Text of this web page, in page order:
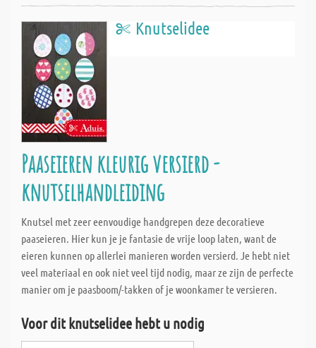
Knutselidee
Paaseieren kleurig versierd -
knutselhandleiding
Knutsel met zeer eenvoudige handgrepen deze decoratieve
paaseieren. Hier kun je je fantasie de vrije loop laten, want de
eieren kunnen op allerlei manieren worden versierd. Je hebt niet
veel materiaal en ook niet veel tijd nodig, maar ze zijn de perfecte
manier om je paasboom/-takken of je woonkamer te versieren.
Voor dit knutselidee hebt u nodig